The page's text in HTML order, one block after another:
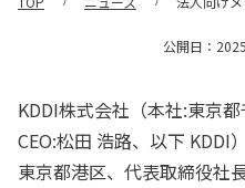
公開日：
KDDI株式会社（本社:東京
CEO:松田 浩路、以下
東京都港区、代表取締役社